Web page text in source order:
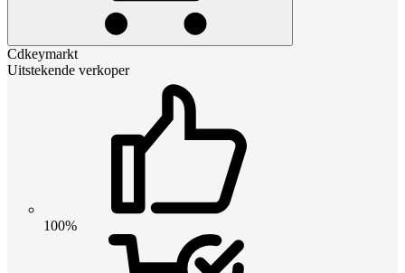
Cdkeymarkt
Uitstekende verkoper
100%